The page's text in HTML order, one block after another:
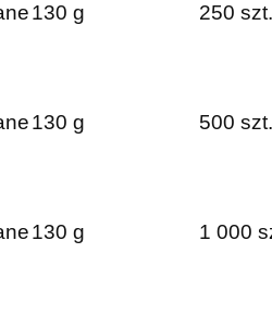
130 g 250 szt.
130 g 500 szt.
130 g 1 000